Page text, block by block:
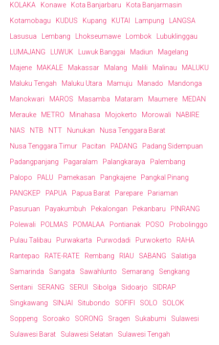
KOLAKA
Konawe Kota Banjarbaru
Kota Banjarmasin
Kotamobagu
KUDUS Kupang KUTAI Lampung
LANGSA
Lasusua
Lembang Lhokseumawe Lombok
Lubuklinggau
LUMAJANG
LUWUK Luwuk Banggai Madiun
Magelang
Majene
MAKALE Makassar Malang Malili Malinau
MALUKU
Maluku Tengah
Maluku Utara Mamuju Manado
Mandonga
Manokwari
MAROS Masamba Mataram Maumere
MEDAN
Merauke
METRO Minahasa Mojokerto Morowali
NABIRE
NIAS
NTB NTT Nunukan
Nusa Tenggara Barat
Nusa Tenggara Timur
Pacitan PADANG
Padang Sidempuan
Padangpanjang
Pagaralam Palangkaraya
Palembang
Palopo
PALU Pamekasan Pangkajene
Pangkal Pinang
PANGKEP
PAPUA Papua Barat Parepare
Pariaman
Pasuruan
Payakumbuh Pekalongan Pekanbaru
PINRANG
Polewali
POLMAS POMALAA Pontianak POSO
Probolinggo
Pulau Talibau
Purwakarta Purwodadi Purwokerto
RAHA
Rantepao
RATE-RATE Rembang RIAU SABANG
Salatiga
Samarinda
Sangata Sawahlunto Semarang
Sengkang
Sentani
SERANG SERUI Sibolga Sidoarjo
SIDRAP
Singkawang
SINJAI Situbondo SOFIFI SOLO
SOLOK
Soppeng
Soroako SORONG Sragen Sukabumi
Sulawesi
Sulawesi Barat
Sulawesi Selatan
Sulawesi Tengah